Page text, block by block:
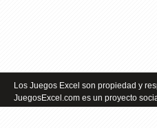
Los Juegos Excel son propiedad y
JuegosExcel.com es un proyecto